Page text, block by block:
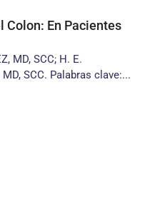
Colon: En Pacientes
MD, SCC; H. E.
MD, SCC. Palabras clave:...